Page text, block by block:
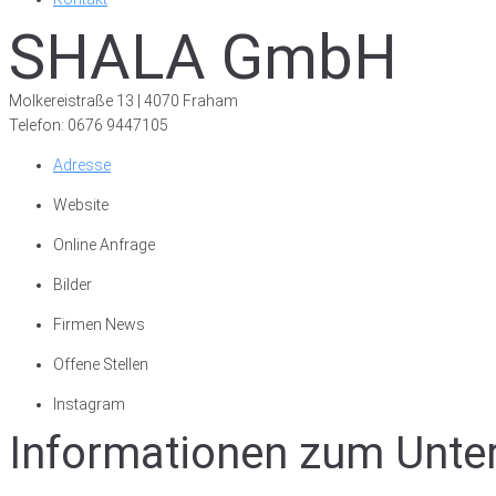
SHALA GmbH
Molkereistraße 13 | 4070 Fraham
Telefon: 0676 9447105
Adresse
Website
Online Anfrage
Bilder
Firmen News
Offene Stellen
Instagram
Informationen zum